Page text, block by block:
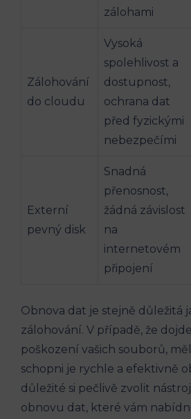
zálohami
Zálohování
do cloudu
Vysoká
spolehlivost a
dostupnost,
ochrana dat
před fyzickými
nebezpečími
Externí
pevný disk
Snadná
přenosnost,
žádná závislost
na
internetovém
připojení
Obnova dat je stejně důležitá
zálohování. V případě, že
poškození vašich souborů,
schopni je rychle a efektivně
důležité si pečlivě zvolit
obnovu dat, které vám